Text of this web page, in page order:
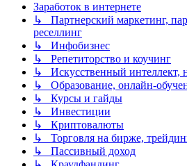
Заработок в интернете
↳ Партнерский маркетинг,
реселлинг
↳ Инфобизнес
↳ Репетиторство и коучинг
↳ Искусственный интеллект,
↳ Образование, онлайн-
↳ Курсы и гайды
↳ Инвестиции
↳ Криптовалюты
↳ Торговля на бирже,
↳ Пассивный доход